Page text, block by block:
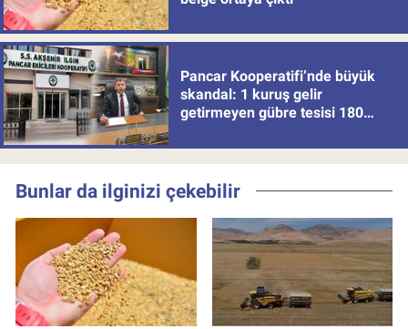
Pancar Kooperatifi’nde büyük
skandal: 1 kuruş gelir
getirmeyen gübre tesisi 180
Bunlar da ilginizi çekebilir